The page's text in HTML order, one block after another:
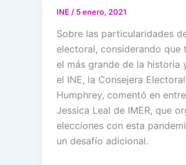
INE / 5 enero, 2021
Sobre las particularidades
electoral, considerando que
el más grande de la historia
el INE, la Consejera
Humphrey, comentó en
Jessica Leal de IMER, que
elecciones con esta
un desafío adicional.